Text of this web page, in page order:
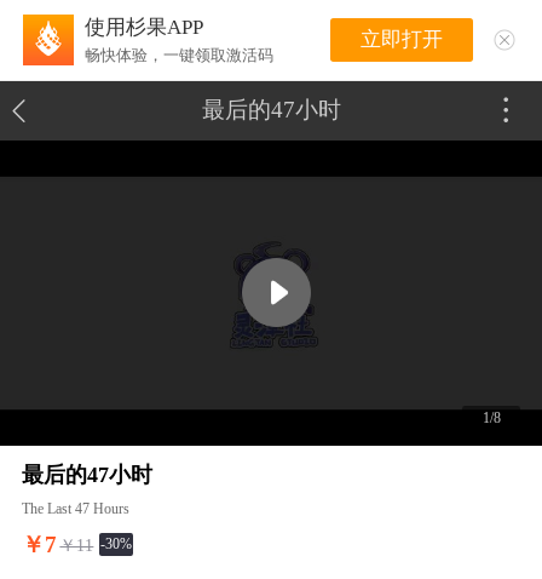
使用杉果APP
畅快体验，一键领取激活码
立即打开
最后的47小时
1/8
最后的47小时
The Last 47 Hours
￥7 ￥11 -30%